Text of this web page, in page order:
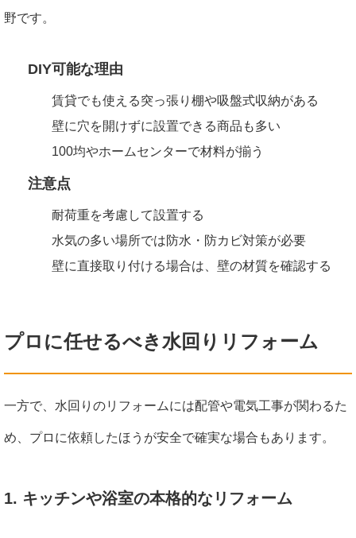
野です。
DIY可能な理由
賃貸でも使える突っ張り棚や吸盤式収納がある
壁に穴を開けずに設置できる商品も多い
100均やホームセンターで材料が揃う
注意点
耐荷重を考慮して設置する
水気の多い場所では防水・防カビ対策が必要
壁に直接取り付ける場合は、壁の材質を確認する
プロに任せるべき水回りリフォーム
一方で、水回りのリフォームには配管や電気工事が関わるた
め、プロに依頼したほうが安全で確実な場合もあります。
1. キッチンや浴室の本格的なリフォーム